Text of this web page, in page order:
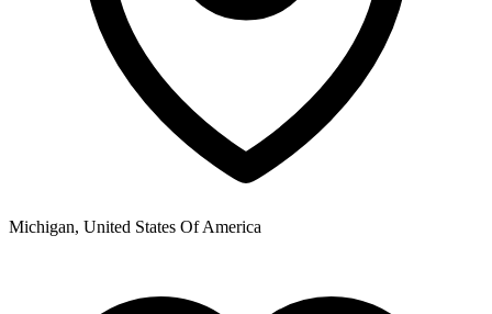
Michigan, United States Of America